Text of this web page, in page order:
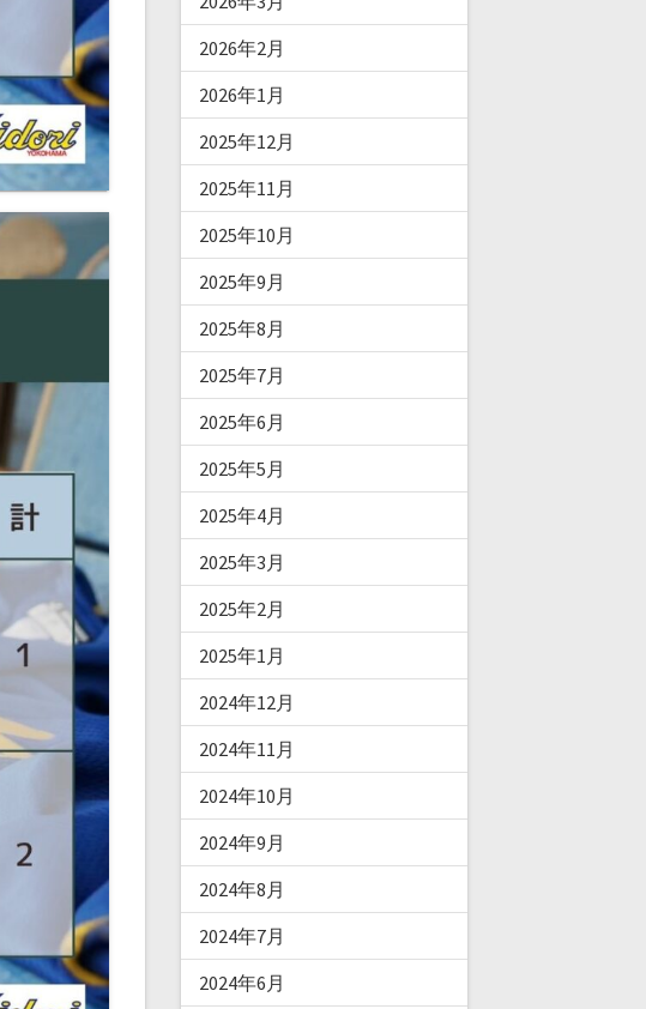
2026年2月
2026年1月
2025年12月
2025年11月
2025年10月
2025年9月
2025年8月
2025年7月
2025年6月
2025年5月
2025年4月
2025年3月
2025年2月
2025年1月
2024年12月
2024年11月
2024年10月
2024年9月
2024年8月
2024年7月
2024年6月